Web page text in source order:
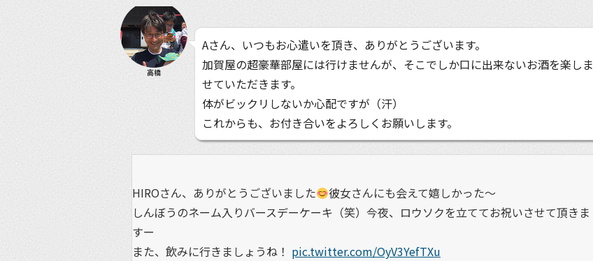
高橋
Aさん、いつもお心遣いを頂き、ありがとうございます。
加賀屋の超豪華部屋には行けませんが、そこでしか口に出来ないお酒を楽しま
せていただきます。
体がビックリしないか心配ですが（汗）
これからも、お付き合いをよろしくお願いします。
HIROさん、ありがとうございました
彼女さんにも会えて嬉しかった〜
しんぼうのネーム入りバースデーケーキ（笑）今夜、ロウソクを立ててお祝いさせて頂きま
すー
また、飲みに行きましょうね！ pic.twitter.com/OyV3YefTXu